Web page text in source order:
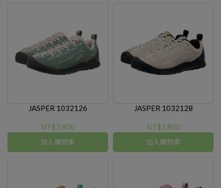
JASPER 1032126
NT$3,800
加入購物車
JASPER 1032128
NT$3,800
加入購物車